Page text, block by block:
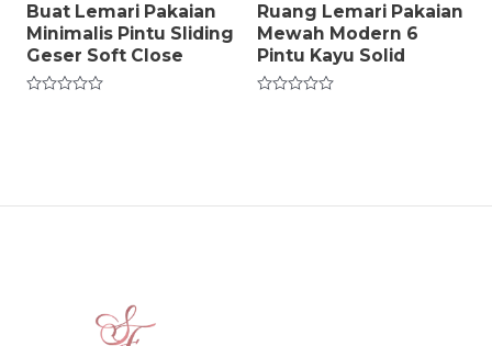
Buat Lemari Pakaian
Minimalis Pintu Sliding
Geser Soft Close
Ruang Lemari Pakaian
Mewah Modern 6
Pintu Kayu Solid